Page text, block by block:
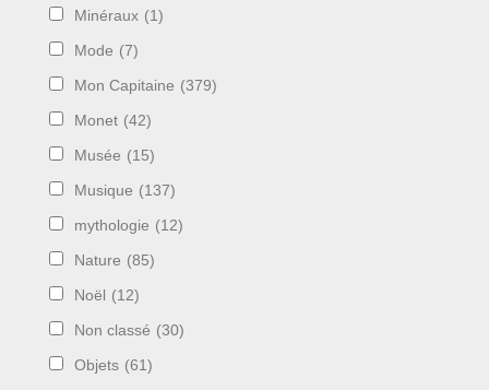
Minéraux (1)
Mode (7)
Mon Capitaine (379)
Monet (42)
Musée (15)
Musique (137)
mythologie (12)
Nature (85)
Noël (12)
Non classé (30)
Objets (61)